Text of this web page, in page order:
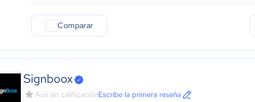
Comparar
Signboox
Aún sin calificaciónEscribe la primera reseña